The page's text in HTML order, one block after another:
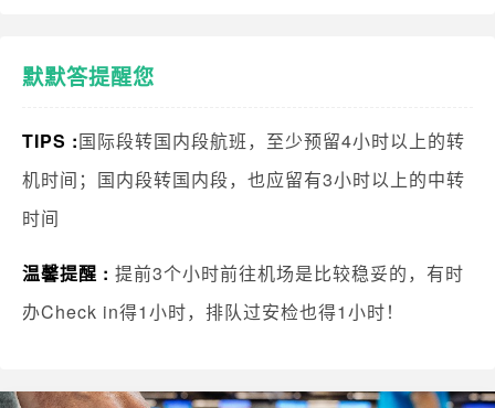
默默答提醒您
TIPS :国际段转国内段航班，至少预留4小时以上的转
机时间；国内段转国内段，也应留有3小时以上的中转
时间
温馨提醒 : 提前3个小时前往机场是比较稳妥的，有时
办Check in得1小时，排队过安检也得1小时！